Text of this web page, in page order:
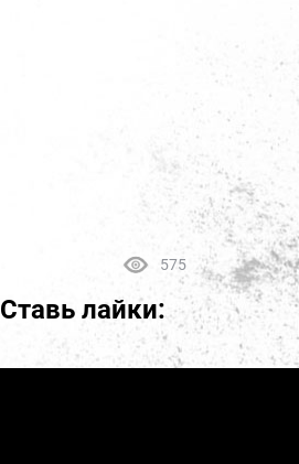
575
Ставь лайки: